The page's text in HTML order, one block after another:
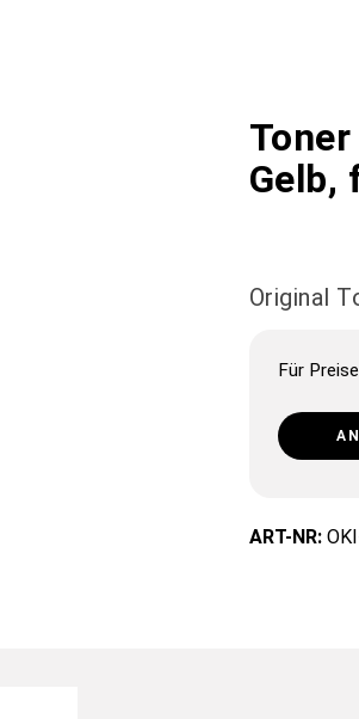
Gelb,
Original
Für
ART-NR: